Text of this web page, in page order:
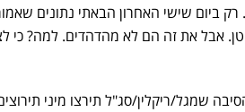
ביום שישי האחרון הבאתי נתונים
אבל את זה הם לא מהדהדים. למה? כי
שמגל/ריקלין/סג"ל תירצו מיני